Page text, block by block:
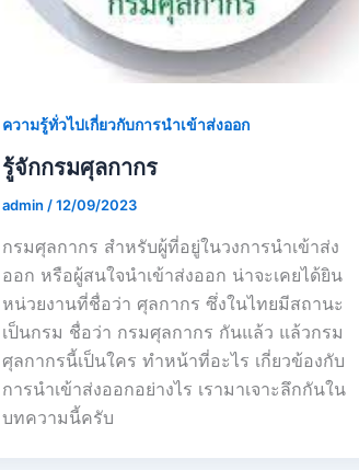
ความรู้ทั่วไปเกี่ยวกับการนำเข้าส่งออก
รู้จักกรมศุลกากร
admin /12/09/2023
กรมศุลกากร สำหรับผู้ที่อยู่ในวงการนำเข้าส่ง
ออก หรือผู้สนใจนำเข้าส่งออก น่าจะเคยได้ยิน
หน่วยงานที่ชื่อว่า ศุลกากร ซึ่งในไทยมีสถานะ
เป็นกรม ชื่อว่า กรมศุลกากร กันแล้ว แล้วกรม
ศุลกากรนี้เป็นใคร ทำหน้าที่อะไร เกี่ยวข้องกับ
การนำเข้าส่งออกอย่างไร เรามาเจาะลึกกันใน
บทความนี้ครับ